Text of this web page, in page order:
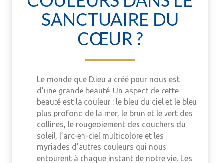
SANCTUAIRE DU
CŒUR ?
Le monde que D.ieu a créé pour nous est
d’une grande beauté. Un aspect de cette
beauté est la couleur : le bleu du ciel et le bleu
plus profond de la mer, le brun et le vert des
collines, le rougeoiement des couchers du
soleil, l’arc-en-ciel multicolore et les
myriades d’autres couleurs qui nous
entourent à chaque instant de notre vie. Les